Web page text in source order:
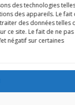
des technologies
des appareils. Le fait
des données telles
ce site. Le fait de ne
négatif sur certaines